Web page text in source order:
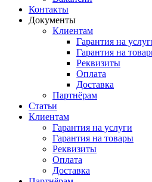
Контакты
Документы
Клиентам
Гарантия на
Гарантия на
Реквизиты
Оплата
Доставка
Партнёрам
Статьи
Клиентам
Гарантия на услуги
Гарантия на товары
Реквизиты
Оплата
Доставка